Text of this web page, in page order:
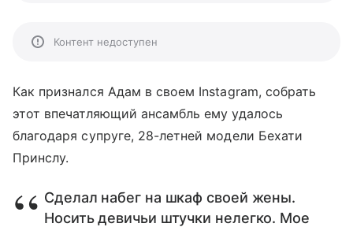
Контент недоступен
Как признался Адам в своем Instagram, собрать
этот впечатляющий ансамбль ему удалось
благодаря супруге, 28-летней модели Бехати
Принслу.
Сделал набег на шкаф своей жены.
Носить девичьи штучки нелегко. Мое